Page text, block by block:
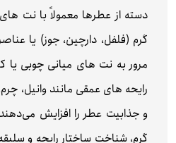
دسته از عطرها معمولاً با نت‌
گرم (فلفل، دارچین، جوز) یا
مرور به نت‌ های میانی چوبی یا
رایحه‌ های عمقی مانند وانیل،
و جذابیت عطر را افزایش
گرم، شناخت ساختار رایحه و